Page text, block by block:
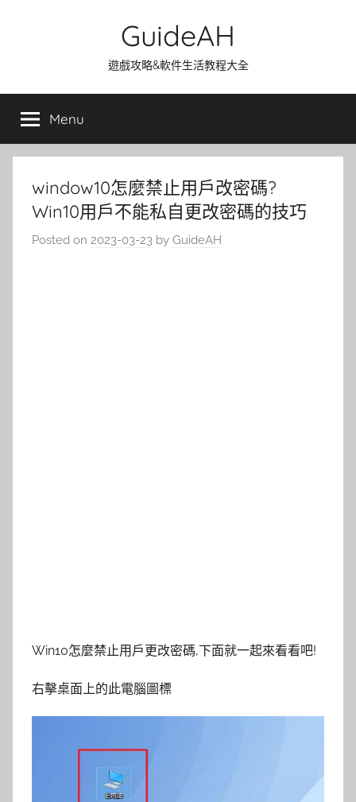
GuideAH
遊戲攻略&軟件生活教程大全
Menu
window10怎麼禁止用戶改密碼?
Win10用戶不能私自更改密碼的技巧
Posted on 2023-03-23 by GuideAH
Win10怎麼禁止用戶更改密碼,下面就一起來看看吧!
右擊桌面上的此電腦圖標